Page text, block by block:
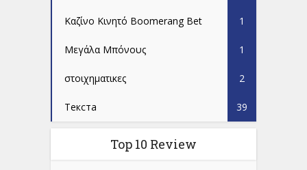
Καζίνο Κινητό Boomerang Bet 1
Μεγάλα Μπόνους 1
στοιχηματικες 2
Текста 39
Top 10 Review